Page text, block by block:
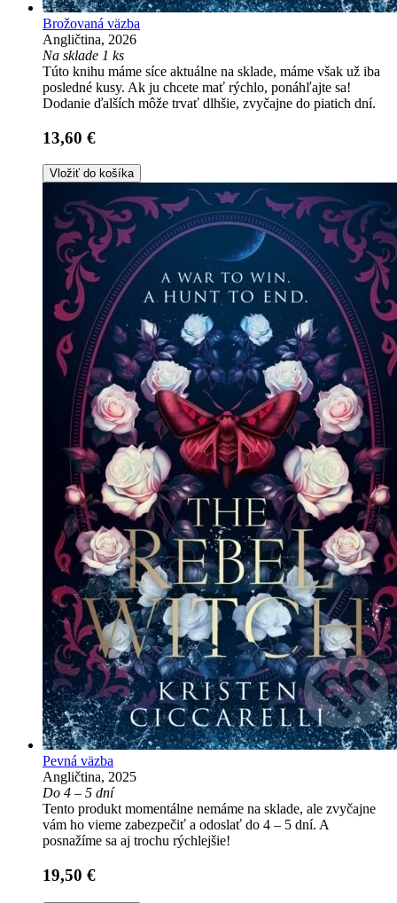
Brožovaná väzba
Angličtina, 2026
Na sklade 1 ks
Túto knihu máme síce aktuálne na sklade, máme však už iba
posledné kusy. Ak ju chcete mať rýchlo, ponáhľajte sa!
Dodanie ďalších môže trvať dlhšie, zvyčajne do piatich dní.
13,60 €
Vložiť do košíka
Pevná väzba
Angličtina, 2025
Do 4 – 5 dní
Tento produkt momentálne nemáme na sklade, ale zvyčajne
vám ho vieme zabezpečiť a odoslať do 4 – 5 dní. A
posnažíme sa aj trochu rýchlejšie!
19,50 €